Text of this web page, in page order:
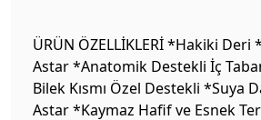
ÜRÜN ÖZELLİKLERİ *Hakiki
Astar *Anatomik Destekli İç
Bilek Kısmı Özel Destekli *Suya
Astar *Kaymaz Hafif ve Esnek